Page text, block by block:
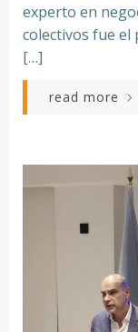
experto en
colectivos fue el
[…]
read more